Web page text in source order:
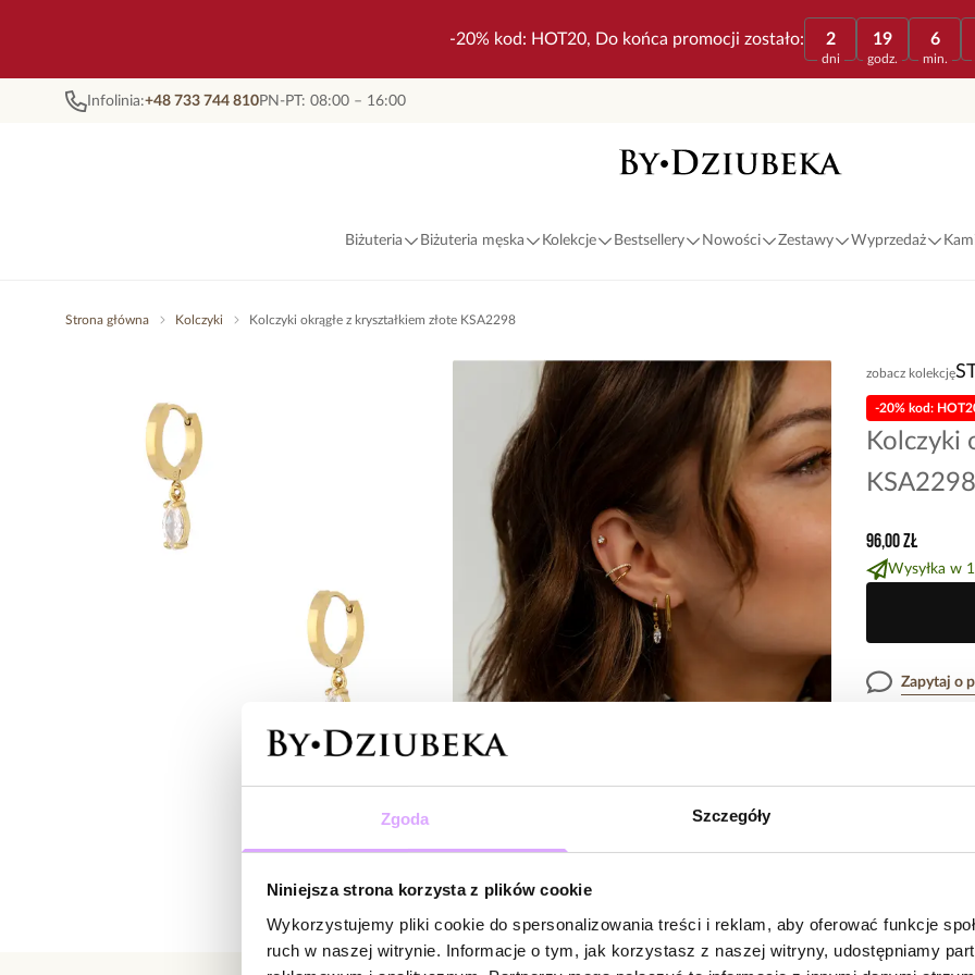
Zgoda Szczegóły
Niniejsza strona korzysta z plików cookie
Wykorzystujemy pliki cookie do spersonalizowania treści i reklam, aby oferować funkcje
ruch w naszej witrynie. Informacje o tym, jak korzystasz z naszej witryny, udostępniamy
-20% kod: HOT20, Do końca promocji zostało: 2
dni
19
godz.
6
min.
Infolinia:+48 733 744 810PN-PT: 08:00 – 16:00
Biżuteria Biżuteria męska Kolekcje Bestsellery Nowości Zestawy Wyprzedaż
Strona główna Kolczyki Kolczyki okrągłe z kryształkiem złote KSA2298
zobacz kolekcję
Kolczyki
KSA2298
-20% kod:
96,00 zł
Wysyłka w
Zapytaj o
Surowiec: stal
Zobacz inne
Brak opinii
Jeszcze